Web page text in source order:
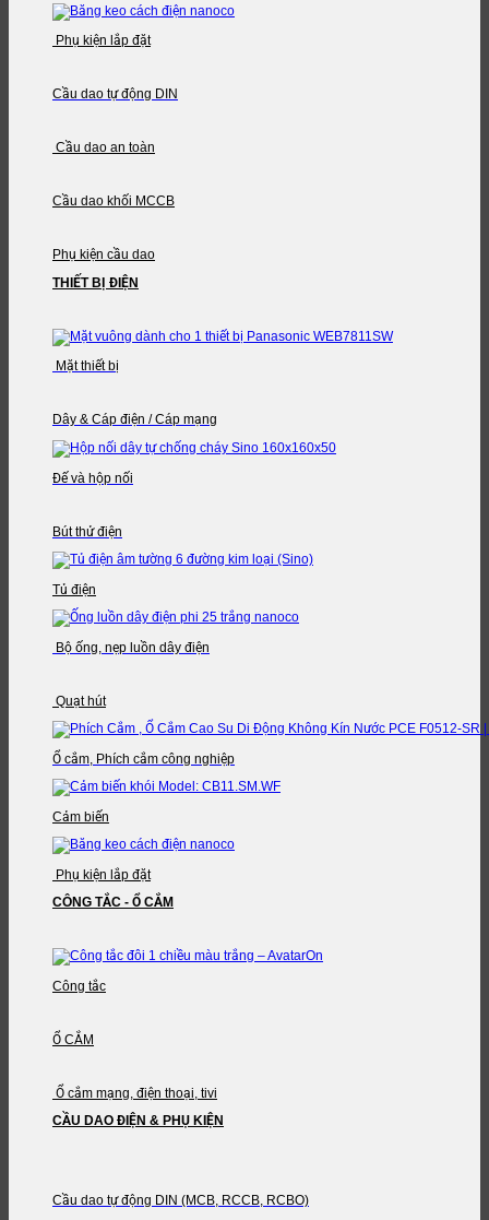
Phụ kiện lắp đặt
Cầu dao tự động DIN
Cầu dao an toàn
Cầu dao khối MCCB
Phụ kiện cầu dao
THIẾT BỊ ĐIỆN
Mặt thiết bị
Dây & Cáp điện / Cáp mạng
Đế và hộp nối
Bút thử điện
Tủ điện
Bộ ống, nẹp luồn dây điện
Quạt hút
Ổ cắm, Phích cắm công nghiệp
Cảm biến
Phụ kiện lắp đặt
CÔNG TẮC - Ổ CẮM
Công tắc
Ổ CẮM
Ổ cắm mạng, điện thoại, tivi
CẦU DAO ĐIỆN & PHỤ KIỆN
Cầu dao tự động DIN (MCB, RCCB, RCBO)